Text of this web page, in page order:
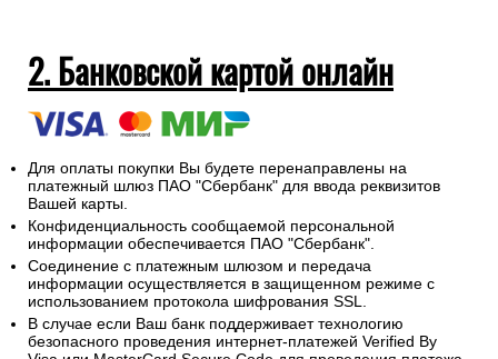
2. Банковской картой онлайн
Для оплаты покупки Вы будете перенаправлены на
платежный шлюз ПАО "Сбербанк" для ввода реквизитов
Вашей карты.
Конфиденциальность сообщаемой персональной
информации обеспечивается ПАО "Сбербанк".
Соединение с платежным шлюзом и передача
информации осуществляется в защищенном режиме с
использованием протокола шифрования SSL.
В случае если Ваш банк поддерживает технологию
безопасного проведения интернет-платежей Verified By